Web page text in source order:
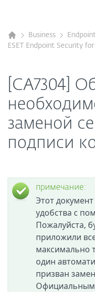
Business
ESET Endpoint Security
[CA7304]
заменой
подписи
примечание:
Этот
удобства с
Пожалуйста,
приложили
максимально
один
призван
Официальным